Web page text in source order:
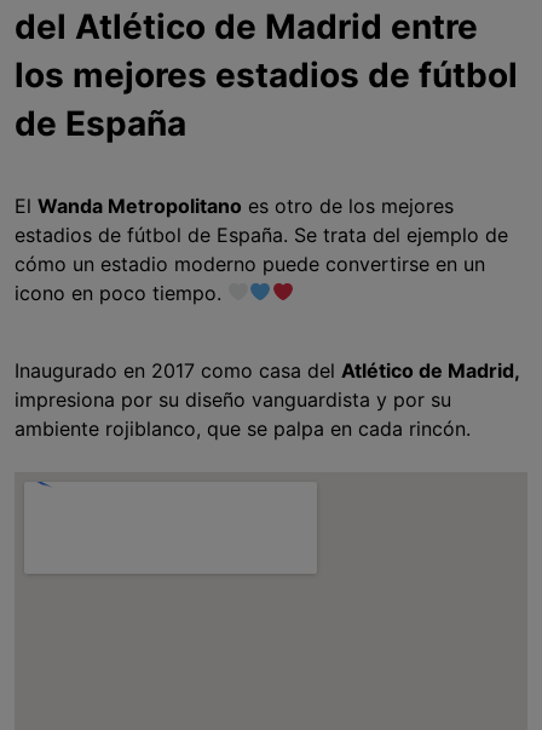
del Atlético de Madrid entre
los mejores estadios de fútbol
de España
El Wanda Metropolitano es otro de los mejores
estadios de fútbol de España. Se trata del ejemplo de
cómo un estadio moderno puede convertirse en un
icono en poco tiempo.
Inaugurado en 2017 como casa del Atlético de Madrid,
impresiona por su diseño vanguardista y por su
ambiente rojiblanco, que se palpa en cada rincón.